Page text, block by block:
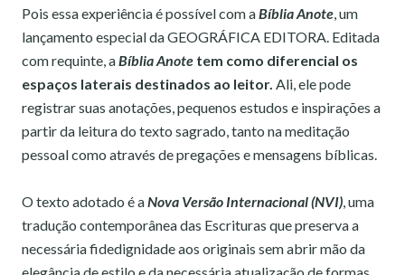
Pois essa experiência é possível com aBíblia Anote, um
lançamento especial da GEOGRÁFICA EDITORA. Editada
com requinte, aBíblia Anote tem como diferencial os
espaços laterais destinados ao leitor. Ali, ele pode
registrar suas anotações, pequenos estudos e inspirações a
partir da leitura do texto sagrado, tanto na meditação
pessoal como através de pregações e mensagens bíblicas.
O texto adotado é aNova Versão Internacional (NVI), uma
tradução contemporânea das Escrituras que preserva a
necessária fidedignidade aos originais sem abrir mão da